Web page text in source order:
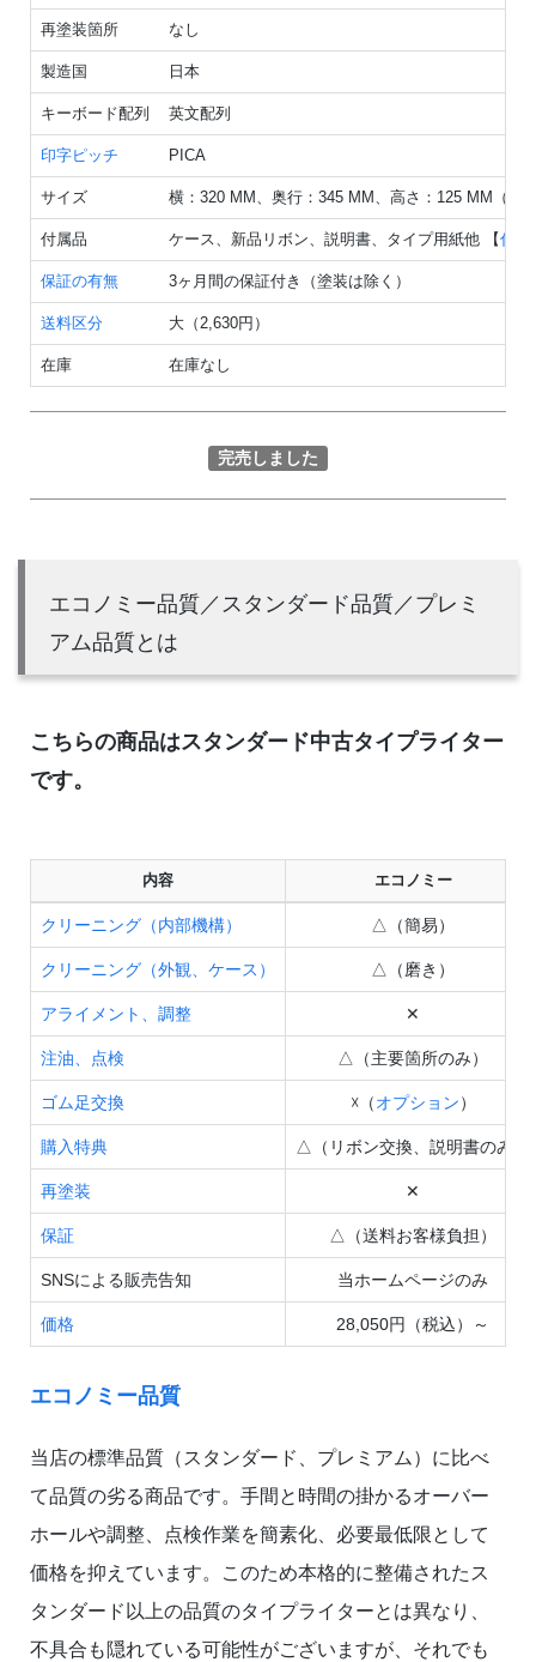
再塗装箇所 なし
製造国 日本
キーボード配列 英文配列
印字ピッチ PICA
サイズ 横：320 MM、奥行：345 MM、高さ：125 MM（簡
付属品 ケース、新品リボン、説明書、タイプ用紙他 【付属
保証の有無 3ヶ月間の保証付き（塗装は除く）
送料区分 大（2,630円）
在庫 在庫なし
完売しました
エコノミー品質／スタンダード品質／プレミ
アム品質とは
こちらの商品はスタンダード中古タイプライター
です。
内容 エコノミー
クリーニング（内部機構） △（簡易）
クリーニング（外観、ケース） △（磨き）
アライメント、調整 ✕
注油、点検 △（主要箇所のみ）
ゴム足交換 ☓（オプション）
購入特典 △（リボン交換、説明書のみ）
再塗装 ✕
保証 △（送料お客様負担）
SNSによる販売告知 当ホームページのみ
価格 28,050円（税込）～
エコノミー品質
当店の標準品質（スタンダード、プレミアム）に比べ
て品質の劣る商品です。手間と時間の掛かるオーバー
ホールや調整、点検作業を簡素化、必要最低限として
価格を抑えています。このため本格的に整備されたス
タンダード以上の品質のタイプライターとは異なり、
不具合も隠れている可能性がございますが、それでも